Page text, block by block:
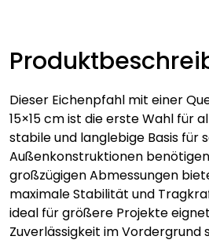
Dieser Eichenpfahl mit einer
15×15 cm ist die erste Wahl für
stabile und langlebige Basis für
Außenkonstruktionen
großzügigen Abmessungen
maximale Stabilität und
ideal für größere Projekte
Zuverlässigkeit im Vordergrund